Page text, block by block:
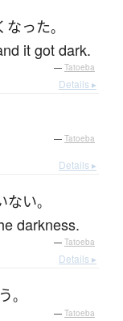
なった。
it got dark.
— Tatoeba
Details ▸
— Tatoeba
Details ▸
ない。
darkness.
— Tatoeba
Details ▸
。
— Tatoeba